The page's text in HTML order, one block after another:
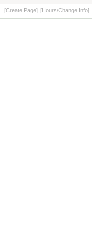
[Create Page] [Hours/Change Info]